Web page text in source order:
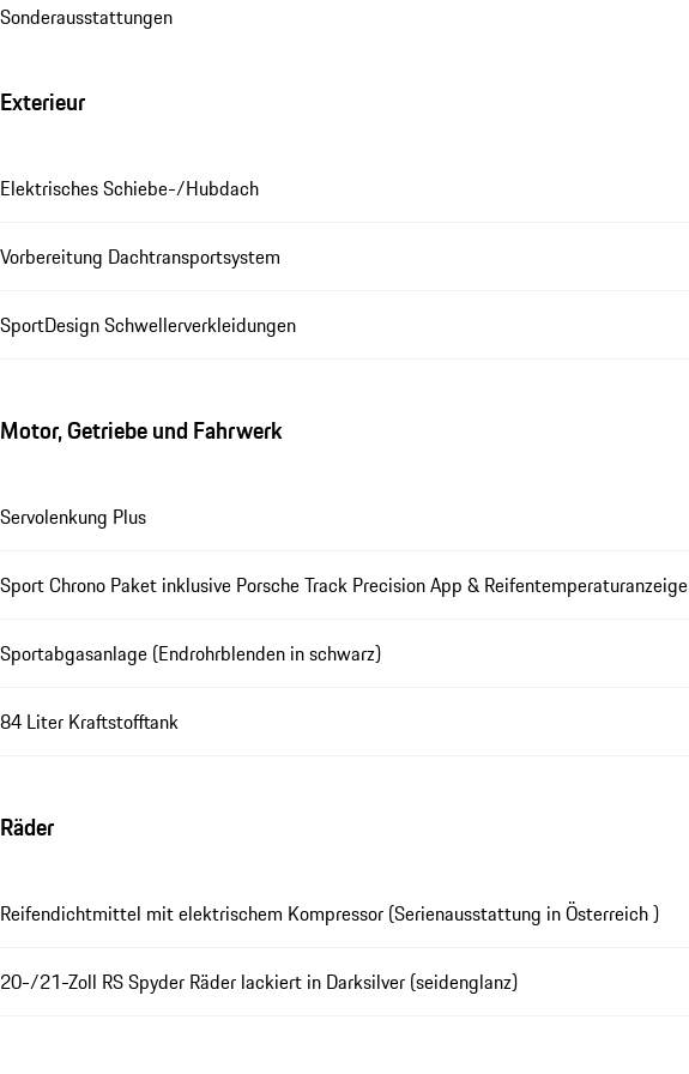
Sonderausstattungen
Exterieur
Elektrisches Schiebe-/Hubdach
Vorbereitung Dachtransportsystem
SportDesign Schwellerverkleidungen
Motor, Getriebe und Fahrwerk
Servolenkung Plus
Sport Chrono Paket inklusive Porsche Track Precision App & Reifentemperaturanzeige
Sportabgasanlage (Endrohrblenden in schwarz)
84 Liter Kraftstofftank
Räder
Reifendichtmittel mit elektrischem Kompressor (Serienausstattung in Österreich )
20-/21-Zoll RS Spyder Räder lackiert in Darksilver (seidenglanz)